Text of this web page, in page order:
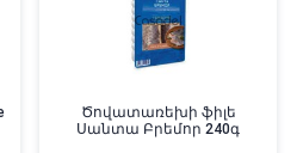
Ծովատառեխի ֆիլե
Սանտա Բրեմոր 240գ